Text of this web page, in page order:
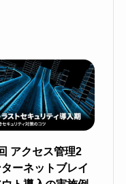
アクセス管理2
ーネットブレイ